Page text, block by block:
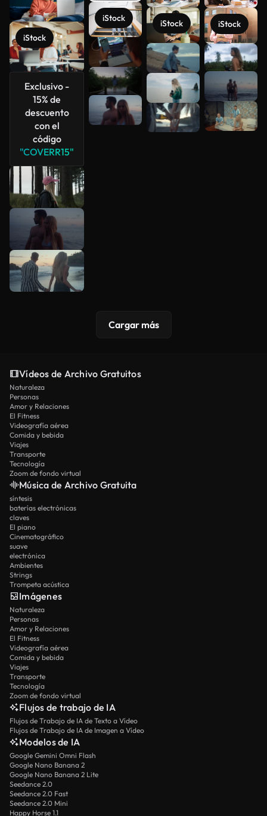
iStock
Exclusivo -
15% de
descuento
con el
código
"COVERR15"
iStock
iStock iStock
Ver más
Cargar más
Vídeos de Archivo Gratuitos
Naturaleza
Personas
Amor y Relaciones
El Fitness
Videografía aérea
Comida y bebida
Viajes
Transporte
Tecnología
Zoom de fondo virtual
Música de Archivo Gratuita
síntesis
baterías electrónicas
claves
El piano
Cinematográfico
suave
electrónica
Ambientes
Strings
Trompeta acústica
Imágenes
Naturaleza
Personas
Amor y Relaciones
El Fitness
Videografía aérea
Comida y bebida
Viajes
Transporte
Tecnología
Zoom de fondo virtual
Flujos de trabajo de IA
Flujos de Trabajo de IA de Texto a Vídeo
Flujos de Trabajo de IA de Imagen a Vídeo
Modelos de IA
Google Gemini Omni Flash
Google Nano Banana 2
Google Nano Banana 2 Lite
Seedance 2.0
Seedance 2.0 Fast
Seedance 2.0 Mini
Happy Horse 1.1